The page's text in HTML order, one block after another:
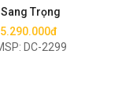
Sang Trọng
5.290.000đ
DC-2299